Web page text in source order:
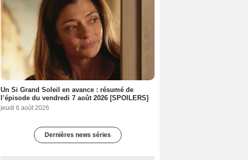
Un Si Grand Soleil en avance : résumé de
l’épisode du vendredi 7 août 2026 [SPOILERS]
jeudi 6 août 2026
Dernières news séries